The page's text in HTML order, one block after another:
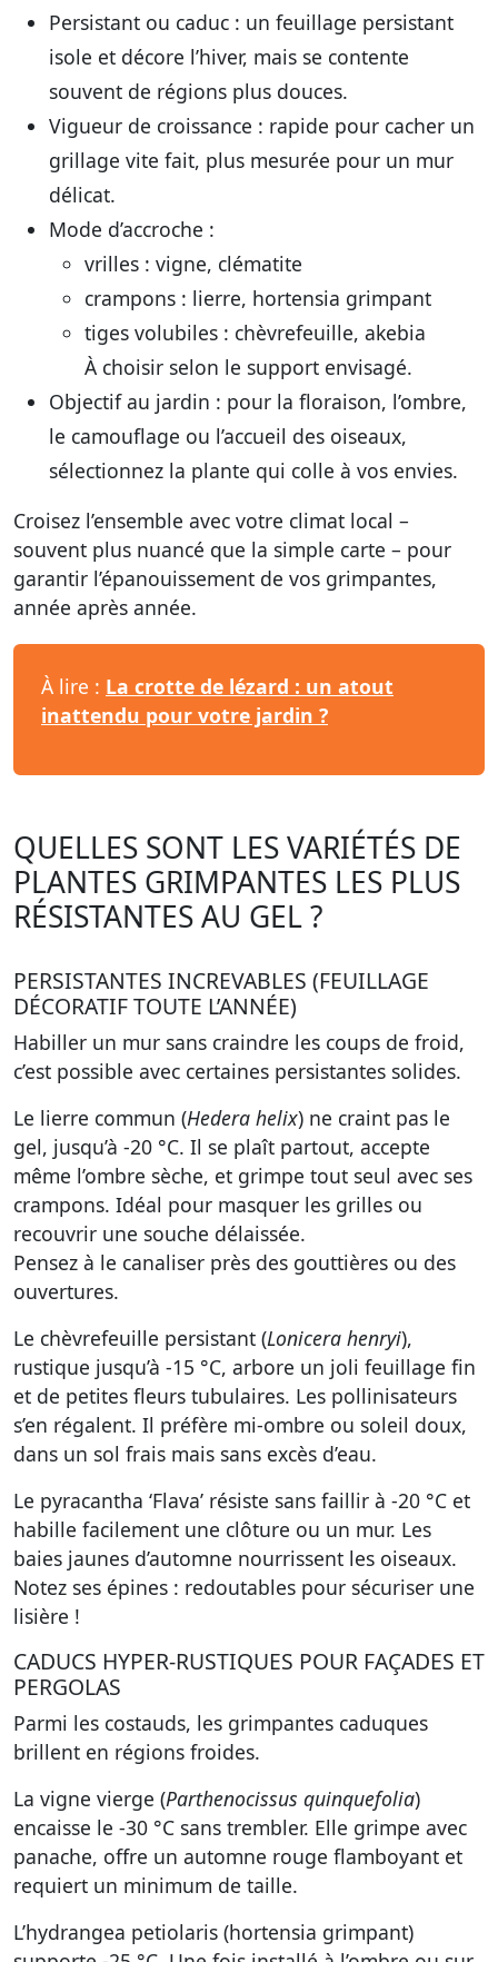
Persistant ou caduc : un feuillage persistant
isole et décore l’hiver, mais se contente
souvent de régions plus douces.
Vigueur de croissance : rapide pour cacher un
grillage vite fait, plus mesurée pour un mur
délicat.
Mode d’accroche :
vrilles : vigne, clématite
crampons : lierre, hortensia grimpant
tiges volubiles : chèvrefeuille, akebia
À choisir selon le support envisagé.
Objectif au jardin : pour la floraison, l’ombre,
le camouflage ou l’accueil des oiseaux,
sélectionnez la plante qui colle à vos envies.
Croisez l’ensemble avec votre climat local –
souvent plus nuancé que la simple carte – pour
garantir l’épanouissement de vos grimpantes,
année après année.
À lire : La crotte de lézard : un atout
inattendu pour votre jardin ?
QUELLES SONT LES VARIÉTÉS DE
PLANTES GRIMPANTES LES PLUS
RÉSISTANTES AU GEL ?
PERSISTANTES INCREVABLES (FEUILLAGE
DÉCORATIF TOUTE L’ANNÉE)
Habiller un mur sans craindre les coups de froid,
c’est possible avec certaines persistantes solides.
Le lierre commun (Hedera helix) ne craint pas le
gel, jusqu’à -20 °C. Il se plaît partout, accepte
même l’ombre sèche, et grimpe tout seul avec ses
crampons. Idéal pour masquer les grilles ou
recouvrir une souche délaissée.
Pensez à le canaliser près des gouttières ou des
ouvertures.
Le chèvrefeuille persistant (Lonicera henryi),
rustique jusqu’à -15 °C, arbore un joli feuillage fin
et de petites fleurs tubulaires. Les pollinisateurs
s’en régalent. Il préfère mi-ombre ou soleil doux,
dans un sol frais mais sans excès d’eau.
Le pyracantha ‘Flava’ résiste sans faillir à -20 °C et
habille facilement une clôture ou un mur. Les
baies jaunes d’automne nourrissent les oiseaux.
Notez ses épines : redoutables pour sécuriser une
lisière !
CADUCS HYPER-RUSTIQUES POUR FAÇADES ET
PERGOLAS
Parmi les costauds, les grimpantes caduques
brillent en régions froides.
La vigne vierge (Parthenocissus quinquefolia)
encaisse le -30 °C sans trembler. Elle grimpe avec
panache, offre un automne rouge flamboyant et
requiert un minimum de taille.
L’hydrangea petiolaris (hortensia grimpant)